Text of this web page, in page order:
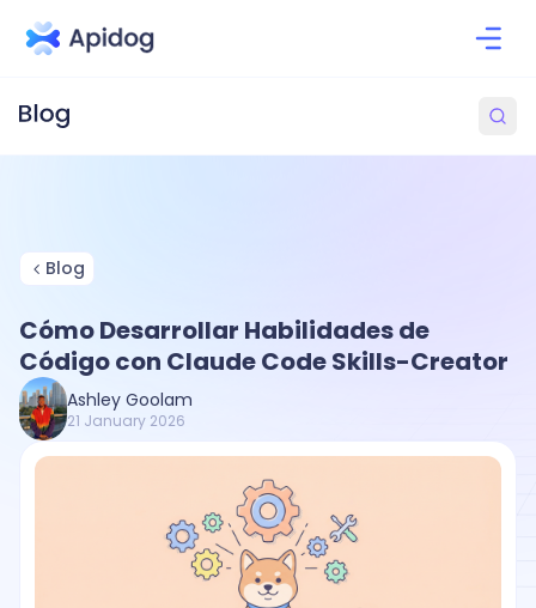
Blog
Cómo Desarrollar Habilidades de
Código con Claude Code Skills-Creator
Ashley Goolam
21 January 2026